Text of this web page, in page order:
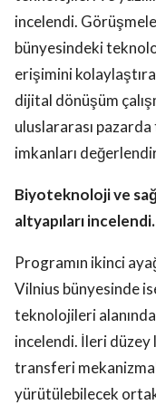
incelendi.
bünyesindeki
erişimini
dijital dönüşüm
uluslararası
imkanları
Biyoteknoloji ve
altyapıları
Programın ikinci
Vilnius bünyesinde
teknolojileri
incelendi. İleri
transferi
yürütülebilecek